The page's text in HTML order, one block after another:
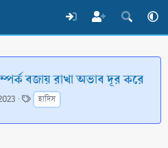
বজায় রাখা অভাব দূর করে
T
a
g
হাদিস